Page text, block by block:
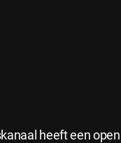
heeft een